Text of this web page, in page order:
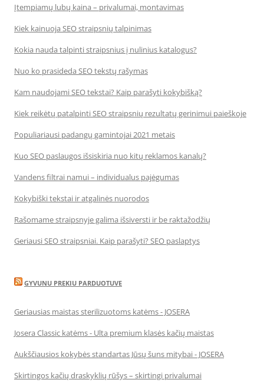
Įtempiamų lubų kaina – privalumai, montavimas
Kiek kainuoja SEO straipsnių talpinimas
Kokia nauda talpinti straipsnius į nulinius katalogus?
Nuo ko prasideda SEO tekstų rašymas
Kam naudojami SEO tekstai? Kaip parašyti kokybišką?
Kiek reikėtų patalpinti SEO straipsnių rezultatų gerinimui paieškoje
Populiariausi padangų gamintojai 2021 metais
Kuo SEO paslaugos išsiskiria nuo kitų reklamos kanalų?
Vandens filtrai namui – individualus pajėgumas
Kokybiški tekstai ir atgalinės nuorodos
Rašomame straipsnyje galima išsiversti ir be raktažodžių
Geriausi SEO straipsniai. Kaip parašyti? SEO paslaptys
GYVUNU PREKIU PARDUOTUVE
Geriausias maistas sterilizuotoms katėms - JOSERA
Josera Classic katėms - Ulta premium klasės kačių maistas
Aukščiausios kokybės standartas Jūsų šuns mitybai - JOSERA
Skirtingos kačių draskyklių rūšys – skirtingi privalumai